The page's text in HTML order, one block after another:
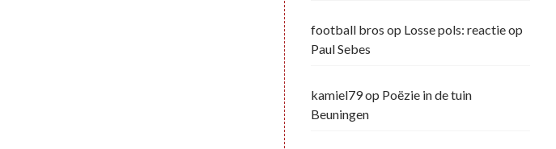
football bros op Losse pols: reactie op
Paul Sebes
kamiel79op Poëzie in de tuin
Beuningen